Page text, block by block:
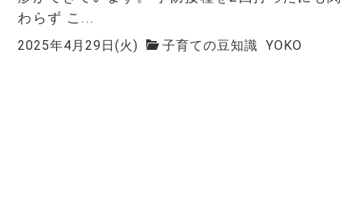
わらず こ...
2025年4月29日(火) 子育ての豆知識 YOKO